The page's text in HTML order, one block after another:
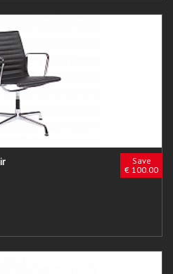
Save
€ 100.00